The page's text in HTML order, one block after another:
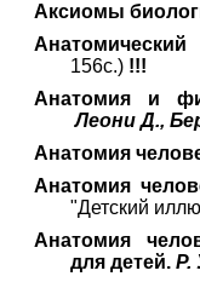
Аксиомы
156с.) !!!
Анатомия и
Леони Д.,
Анатомия
Анатомия
"Детский
Анатомия
для детей. Р.